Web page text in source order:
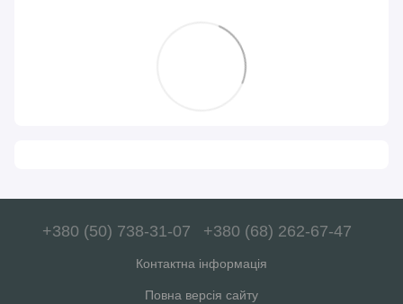
+380 (50) 738-31-07 +380 (68) 262-67-47
Контактна інформація
Повна версія сайту